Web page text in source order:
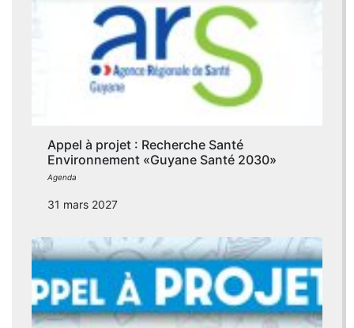
Appel à projet : Recherche Santé
Environnement «Guyane Santé 2030»
Agenda
31 mars 2027